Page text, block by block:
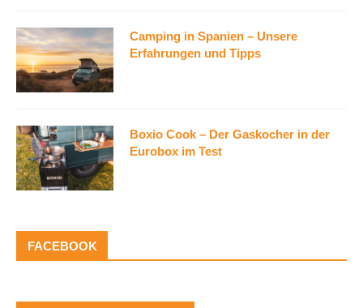
Camping in Spanien – Unsere
Erfahrungen und Tipps
Boxio Cook – Der Gaskocher in der
Eurobox im Test
FACEBOOK